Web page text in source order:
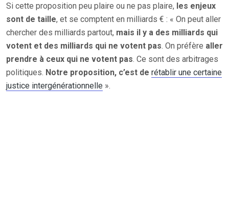
Si cette proposition peu plaire ou ne pas plaire, les enjeux
sont de taille, et se comptent en milliards € : « On peut aller
chercher des milliards partout, mais il y a des milliards qui
votent et des milliards qui ne votent pas. On préfère aller
prendre à ceux qui ne votent pas. Ce sont des arbitrages
politiques. Notre proposition, c’est de rétablir une certaine
justice intergénérationnelle ».